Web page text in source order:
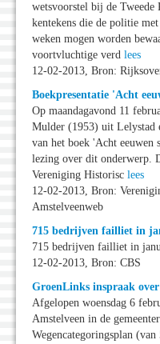
wetsvoorstel bij de
kentekens die de politie
weken mogen worden
voortvluchtige verd lees
12-02-2013, Bron:
Boekpresentatie 'Acht
Op maandagavond 11
Mulder (1953) uit Lelystad
van het boek 'Acht eeuwen
lezing over dit onderwerp.
Vereniging Historisc lees
12-02-2013, Bron:
Amstelveenweb
715 bedrijven failliet in
715 bedrijven failliet in
12-02-2013, Bron: CBS
GroenLinks inspraak
Afgelopen woensdag 6
Amstelveen in de
Wegencategoringsplan